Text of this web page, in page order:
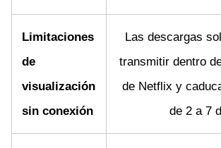
Limitaciones
de
visualización
sin conexión
Las descargas
transmitir dentro
de Netflix y
de 2 a 7